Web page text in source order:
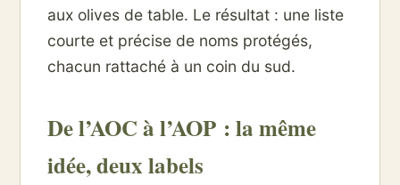
aux olives de table. Le résultat : une liste
courte et précise de noms protégés,
chacun rattaché à un coin du sud.
De l’AOC à l’AOP : la même
idée, deux labels